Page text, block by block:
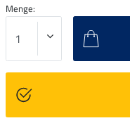
Menge: